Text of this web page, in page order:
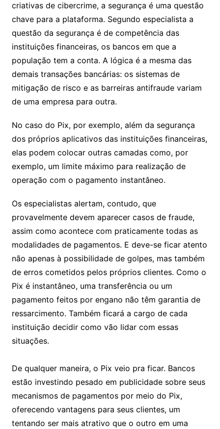
criativas de cibercrime, a segurança é uma questão
chave para a plataforma. Segundo especialista a
questão da segurança é de competência das
instituições financeiras, os bancos em que a
população tem a conta. A lógica é a mesma das
demais transações bancárias: os sistemas de
mitigação de risco e as barreiras antifraude variam
de uma empresa para outra.
No caso do Pix, por exemplo, além da segurança
dos próprios aplicativos das instituições financeiras,
elas podem colocar outras camadas como, por
exemplo, um limite máximo para realização de
operação com o pagamento instantâneo.
Os especialistas alertam, contudo, que
provavelmente devem aparecer casos de fraude,
assim como acontece com praticamente todas as
modalidades de pagamentos. E deve-se ficar atento
não apenas à possibilidade de golpes, mas também
de erros cometidos pelos próprios clientes. Como o
Pix é instantâneo, uma transferência ou um
pagamento feitos por engano não têm garantia de
ressarcimento. Também ficará a cargo de cada
instituição decidir como vão lidar com essas
situações.
De qualquer maneira, o Pix veio pra ficar. Bancos
estão investindo pesado em publicidade sobre seus
mecanismos de pagamentos por meio do Pix,
oferecendo vantagens para seus clientes, um
tentando ser mais atrativo que o outro em uma